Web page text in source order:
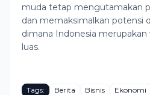
muda tetap mengutamakan
dan memaksimalkan potensi
dimana Indonesia
luas.
Tags: Berita Bisnis Ekonomi